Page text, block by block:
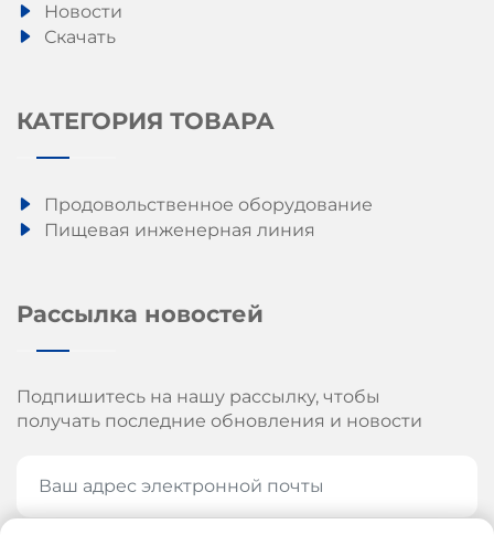
Новости
Скачать
КАТЕГОРИЯ ТОВАРА
Продовольственное оборудование
Пищевая инженерная линия
Рассылка новостей
Подпишитесь на нашу рассылку, чтобы
получать последние обновления и новости